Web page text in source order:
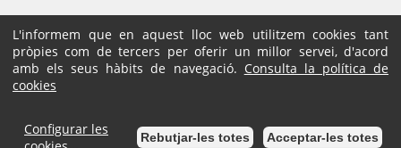
L'informem que en aquest lloc web utilitzem cookies tant
pròpies com de tercers per oferir un millor servei, d'acord
amb els seus hàbits de navegació. Consulta la política de
cookies
Configurar les
Rebutjar-les totes Acceptar-les totes